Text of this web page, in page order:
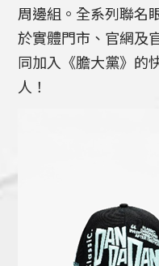
周邊組。全系列聯名
於實體門市、官網及
同加入《膽大黨》的
人！